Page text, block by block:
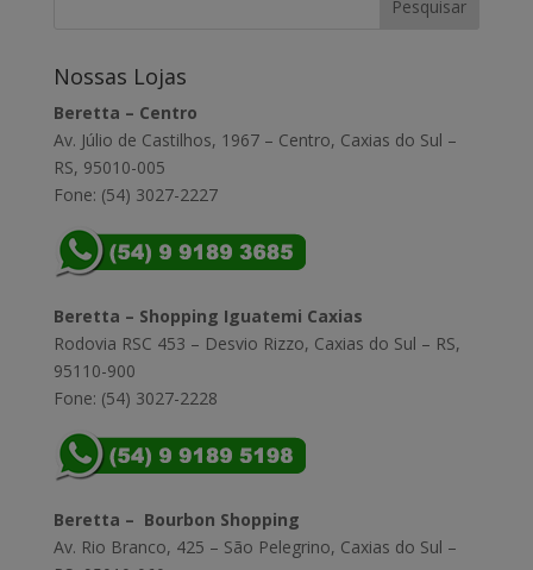
Nossas Lojas
Beretta – Centro
Av. Júlio de Castilhos, 1967 – Centro, Caxias do Sul –
RS, 95010-005
Fone: (54) 3027-2227
Beretta – Shopping Iguatemi Caxias
Rodovia RSC 453 – Desvio Rizzo, Caxias do Sul – RS,
95110-900
Fone: (54) 3027-2228
Beretta – Bourbon Shopping
Av. Rio Branco, 425 – São Pelegrino, Caxias do Sul –